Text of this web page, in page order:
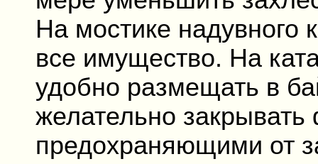
На мостике надувного
все имущество. На
удобно размещать в
желательно
предохраняющими от